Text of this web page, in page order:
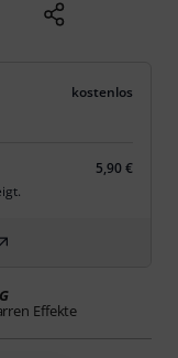
kostenlos
5,90 €
Effekte